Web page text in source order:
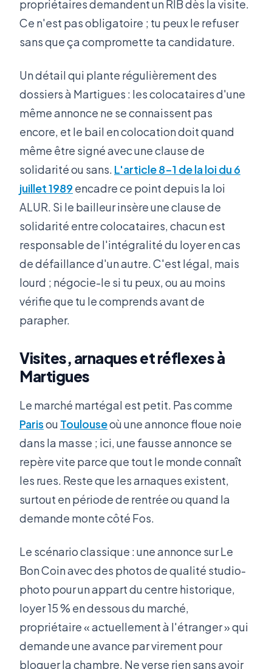
propriétaires demandent un RIB dès la visite.
Ce n'est pas obligatoire ; tu peux le refuser
sans que ça compromette ta candidature.
Un détail qui plante régulièrement des
dossiers à Martigues : les colocataires d'une
même annonce ne se connaissent pas
encore, et le bail en colocation doit quand
même être signé avec une clause de
solidarité ou sans. L'article 8-1 de la loi du 6
juillet 1989 encadre ce point depuis la loi
ALUR. Si le bailleur insère une clause de
solidarité entre colocataires, chacun est
responsable de l'intégralité du loyer en cas
de défaillance d'un autre. C'est légal, mais
lourd ; négocie-le si tu peux, ou au moins
vérifie que tu le comprends avant de
parapher.
Visites, arnaques et réflexes à
Martigues
Le marché martégal est petit. Pas comme
Parisou Toulouseoù une annonce floue noie
dans la masse ; ici, une fausse annonce se
repère vite parce que tout le monde connaît
les rues. Reste que les arnaques existent,
surtout en période de rentrée ou quand la
demande monte côté Fos.
Le scénario classique : une annonce sur Le
Bon Coin avec des photos de qualité studio-
photo pour un appart du centre historique,
loyer 15 % en dessous du marché,
propriétaire « actuellement à l'étranger » qui
demande une avance par virement pour
bloquer la chambre. Ne verse rien sans avoir